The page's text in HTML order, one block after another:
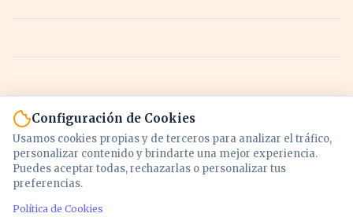
Configuración de Cookies
Usamos cookies propias y de terceros para analizar el tráfico,
personalizar contenido y brindarte una mejor experiencia.
Puedes aceptar todas, rechazarlas o personalizar tus
preferencias.
Política de Cookies